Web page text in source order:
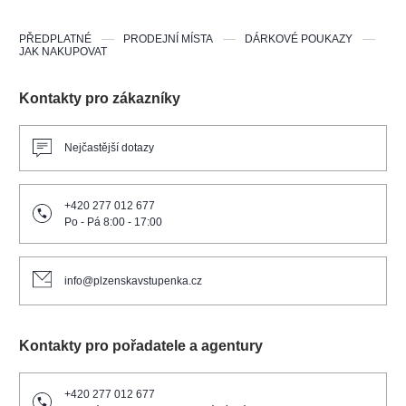
Kontakty pro zákazníky
Nejčastější dotazy
+420 277 012 677
Po - Pá 8:00 - 17:00
info@plzenskavstupenka.cz
Kontakty pro pořadatele a agentury
+420 277 012 677
PŘEDPLATNÉ PRODEJNÍ MÍSTA
DÁRKOVÉ POUKAZY
JAK NAKUPOVAT